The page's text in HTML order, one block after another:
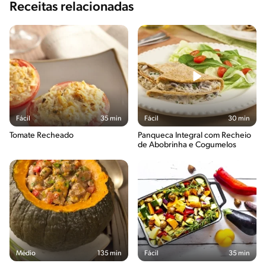
Receitas relacionadas
Fácil 35 min
Tomate Recheado
Fácil 30 min
Panqueca Integral com Recheio
de Abobrinha e Cogumelos
Médio 135 min Fácil 35 min